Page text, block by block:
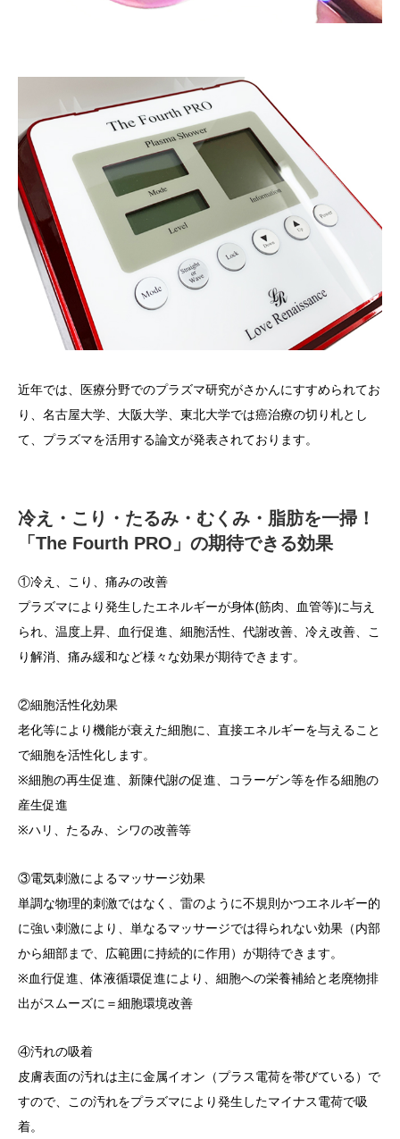
近年では、医療分野でのプラズマ研究がさかんにすすめられてお
り、名古屋大学、大阪大学、東北大学では癌治療の切り札とし
て、プラズマを活用する論文が発表されております。
冷え・こり・たるみ・むくみ・脂肪を一掃！
「The Fourth PRO」の期待できる効果
①冷え、こり、痛みの改善
プラズマにより発生したエネルギーが身体(筋肉、血管等)に与え
られ、温度上昇、血行促進、細胞活性、代謝改善、冷え改善、こ
り解消、痛み緩和など様々な効果が期待できます。
②細胞活性化効果
老化等により機能が衰えた細胞に、直接エネルギーを与えること
で細胞を活性化します。
※細胞の再生促進、新陳代謝の促進、コラーゲン等を作る細胞の
産生促進
※ハリ、たるみ、シワの改善等
③電気刺激によるマッサージ効果
単調な物理的刺激ではなく、雷のように不規則かつエネルギー的
に強い刺激により、単なるマッサージでは得られない効果（内部
から細部まで、広範囲に持続的に作用）が期待できます。
※血行促進、体液循環促進により、細胞への栄養補給と老廃物排
出がスムーズに＝細胞環境改善
④汚れの吸着
皮膚表面の汚れは主に金属イオン（プラス電荷を帯びている）で
すので、この汚れをプラズマにより発生したマイナス電荷で吸
着。